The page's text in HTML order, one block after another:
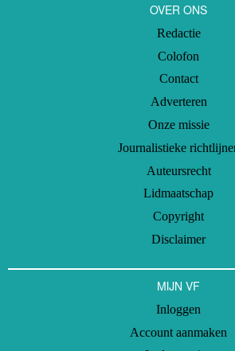
OVER ONS
Redactie
Colofon
Contact
Adverteren
Onze missie
Journalistieke
Auteursrecht
Lidmaatschap
Copyright
Disclaimer
MIJN VF
Inloggen
Account aanmaken